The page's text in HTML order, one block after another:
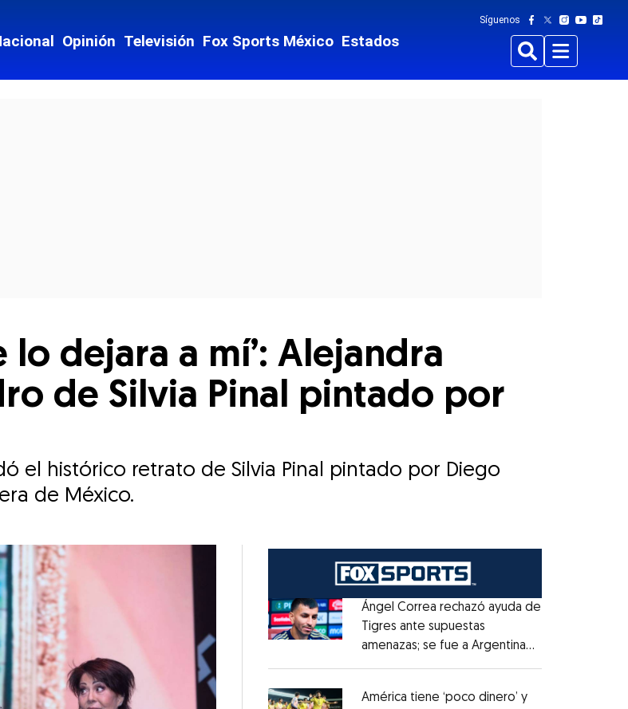
Opinión Televisión Fox Sports México Estados
Síguenos
BuscarMenu
lo dejara a mí’: Alejandra
de Silvia Pinal pintado por
el histórico retrato de Silvia Pinal pintado por Diego
de México.
Opens in new window
Ángel Correa rechazó ayuda de
Tigres ante supuestas
amenazas; se fue a Argentina
América tiene ‘poco dinero’ y